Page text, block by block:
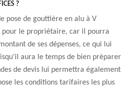
?
pose de gouttière en alu à V
pour le propriétaire, car il pourra
de ses dépenses, ce qui lui
aura le temps de bien préparer
de devis lui permettra également
les conditions tarifaires les plus